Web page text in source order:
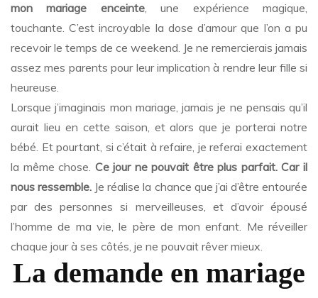
mon mariage enceinte, une expérience magique,
touchante. C’est incroyable la dose d’amour que l’on a pu
recevoir le temps de ce weekend. Je ne remercierais jamais
assez mes parents pour leur implication à rendre leur fille si
heureuse.
Lorsque j’imaginais mon mariage, jamais je ne pensais qu’il
aurait lieu en cette saison, et alors que je porterai notre
bébé. Et pourtant, si c’était à refaire, je referai exactement
la même chose. Ce jour ne pouvait être plus parfait. Car il
nous ressemble. Je réalise la chance que j’ai d’être entourée
par des personnes si merveilleuses, et d’avoir épousé
l’homme de ma vie, le père de mon enfant. Me réveiller
chaque jour à ses côtés, je ne pouvait rêver mieux.
La demande en mariage